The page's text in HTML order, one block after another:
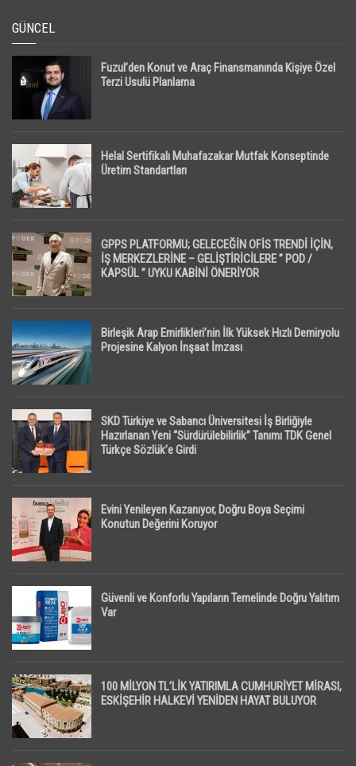
GÜNCEL
Fuzul’den Konut ve Araç Finansmanında Kişiye Özel
Terzi Usulü Planlama
Helal Sertifikalı Muhafazakar Mutfak Konseptinde
Üretim Standartları
GPPS PLATFORMU; GELECEĞİN OFİS TRENDİ İÇİN,
İŞ MERKEZLERİNE – GELİŞTİRİCİLERE ” POD /
KAPSÜL ” UYKU KABİNİ ÖNERİYOR
Birleşik Arap Emirlikleri’nin İlk Yüksek Hızlı Demiryolu
Projesine Kalyon İnşaat İmzası
SKD Türkiye ve Sabancı Üniversitesi İş Birliğiyle
Hazırlanan Yeni “Sürdürülebilirlik” Tanımı TDK Genel
Türkçe Sözlük’e Girdi
Evini Yenileyen Kazanıyor, Doğru Boya Seçimi
Konutun Değerini Koruyor
Güvenli ve Konforlu Yapıların Temelinde Doğru Yalıtım
Var
100 MİLYON TL’LİK YATIRIMLA CUMHURİYET MİRASI,
ESKİŞEHİR HALKEVİ YENİDEN HAYAT BULUYOR